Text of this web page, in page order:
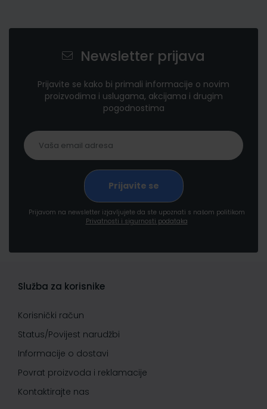
Newsletter prijava
Prijavite se kako bi primali informacije o novim
proizvodima i uslugama, akcijama i drugim
pogodnostima
Prijavom na newsletter izjavljujete da ste upoznati s našom politikom
Privatnosti i sigurnosti podataka
Služba za korisnike
Korisnički račun
Status/Povijest narudžbi
Informacije o dostavi
Povrat proizvoda i reklamacije
Kontaktirajte nas